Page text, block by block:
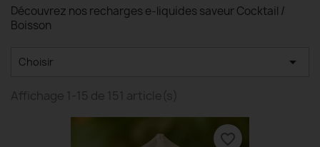
Découvrez nos recharges e-liquides saveur Cocktail /
Boisson
Choisir 
Affichage 1-15 de 151 article(s)
favorite_border